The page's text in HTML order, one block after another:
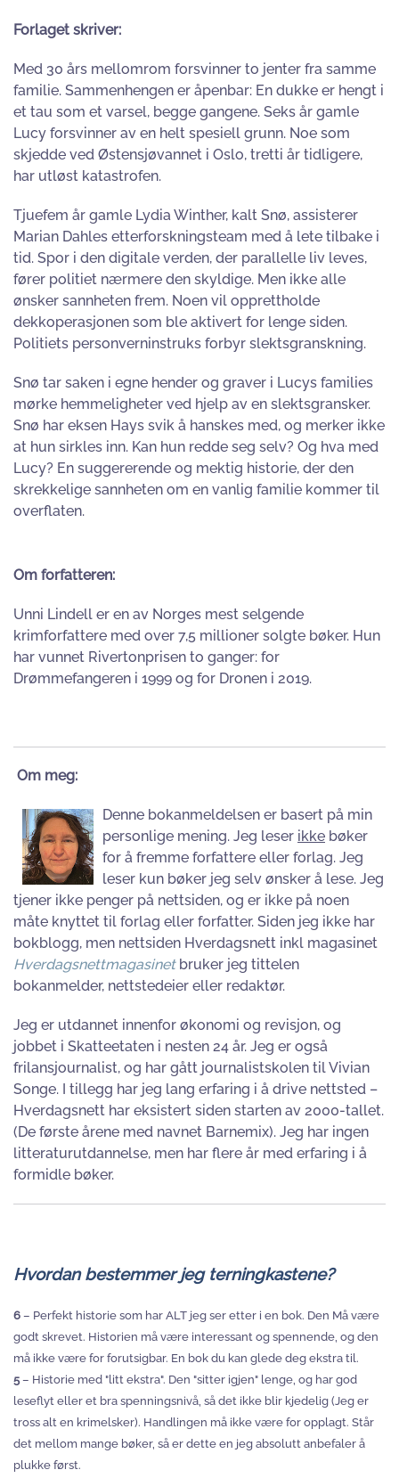
Forlaget skriver:
Med 30 års mellomrom forsvinner to jenter fra samme
familie. Sammenhengen er åpenbar: En dukke er hengt i
et tau som et varsel, begge gangene. Seks år gamle
Lucy forsvinner av en helt spesiell grunn. Noe som
skjedde ved Østensjøvannet i Oslo, tretti år tidligere,
har utløst katastrofen.
Tjuefem år gamle Lydia Winther, kalt Snø, assisterer
Marian Dahles etterforskningsteam med å lete tilbake i
tid. Spor i den digitale verden, der parallelle liv leves,
fører politiet nærmere den skyldige. Men ikke alle
ønsker sannheten frem. Noen vil opprettholde
dekkoperasjonen som ble aktivert for lenge siden.
Politiets personverninstruks forbyr slektsgranskning.
Snø tar saken i egne hender og graver i Lucys families
mørke hemmeligheter ved hjelp av en slektsgransker.
Snø har eksen Hays svik å hanskes med, og merker ikke
at hun sirkles inn. Kan hun redde seg selv? Og hva med
Lucy? En suggererende og mektig historie, der den
skrekkelige sannheten om en vanlig familie kommer til
overflaten.
Om forfatteren:
Unni Lindell er en av Norges mest selgende
krimforfattere med over 7,5 millioner solgte bøker. Hun
har vunnet Rivertonprisen to ganger: for
Drømmefangeren i 1999 og for Dronen i 2019.
Om meg:
Denne bokanmeldelsen er basert på min
personlige mening. Jeg leser ikke bøker
for å fremme forfattere eller forlag. Jeg
leser kun bøker jeg selv ønsker å lese. Jeg
tjener ikke penger på nettsiden, og er ikke på noen
måte knyttet til forlag eller forfatter. Siden jeg ikke har
bokblogg, men nettsiden Hverdagsnett inkl magasinet
Hverdagsnettmagasinetbruker jeg tittelen
bokanmelder, nettstedeier eller redaktør.
Jeg er utdannet innenfor økonomi og revisjon, og
jobbet i Skatteetaten i nesten 24 år. Jeg er også
frilansjournalist, og har gått journalistskolen til Vivian
Songe. I tillegg har jeg lang erfaring i å drive nettsted –
Hverdagsnett har eksistert siden starten av 2000-tallet.
(De første årene med navnet Barnemix). Jeg har ingen
litteraturutdannelse, men har flere år med erfaring i å
formidle bøker.
Hvordan bestemmer jeg terningkastene?
6– Perfekt historie som har ALT jeg ser etter i en bok. Den Må være
godt skrevet. Historien må være interessant og spennende, og den
må ikke være for forutsigbar. En bok du kan glede deg ekstra til.
5– Historie med "litt ekstra". Den "sitter igjen" lenge, og har god
leseflyt eller et bra spenningsnivå, så det ikke blir kjedelig (Jeg er
tross alt en krimelsker). Handlingen må ikke være for opplagt. Står
det mellom mange bøker, så er dette en jeg absolutt anbefaler å
plukke først.